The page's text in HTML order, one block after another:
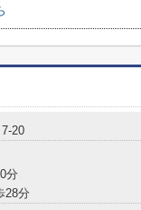
20
分
28分